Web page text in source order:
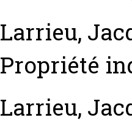
Larrieu,
Propriété
Larrieu,